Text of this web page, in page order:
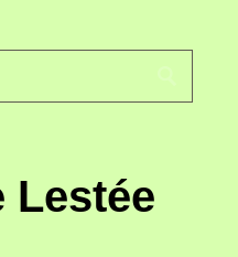
Lestée